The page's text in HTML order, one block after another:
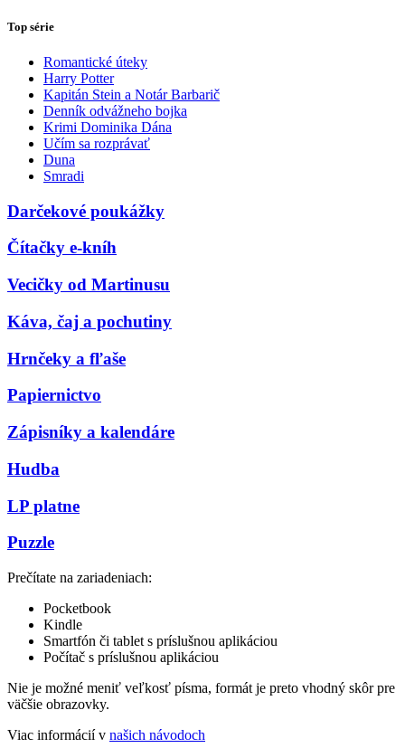
Top série
Romantické úteky
Harry Potter
Kapitán Stein a Notár Barbarič
Denník odvážneho bojka
Krimi Dominika Dána
Učím sa rozprávať
Duna
Smradi
Darčekové poukážky
Čítačky e-kníh
Vecičky od Martinusu
Káva, čaj a pochutiny
Hrnčeky a fľaše
Papiernictvo
Zápisníky a kalendáre
Hudba
LP platne
Puzzle
Prečítate na zariadeniach:
Pocketbook
Kindle
Smartfón či tablet s príslušnou aplikáciou
Počítač s príslušnou aplikáciou
Nie je možné meniť veľkosť písma, formát je preto vhodný skôr pre
väčšie obrazovky.
Viac informácií v našich návodoch